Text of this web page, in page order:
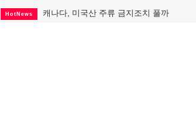
HotNews 캐나다, 미국산 주류 금지조치 풀까